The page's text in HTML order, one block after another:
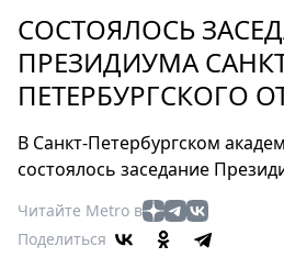
Россия
Мир
Здоровье
Туризм
Мода
Театр
Кино
СОСТОЯЛОСЬ
ПРЕЗИДИУМА
ПЕТЕРБУРГСКОГО
В Санкт-Петербургском
состоялось заседание
Читайте Metro в
Поделиться